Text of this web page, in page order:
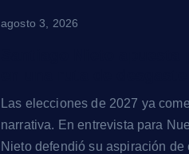
agosto 3, 2026
Las elecciones de 2027 ya
narrativa. En entrevista para
Nieto defendió su aspiración